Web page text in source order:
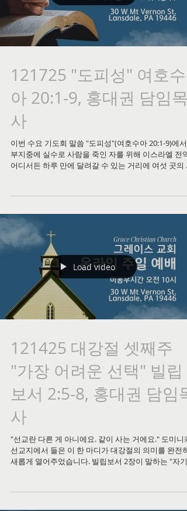
121725 "도피성" 여호수
아 20:1-9, 홍대권 담임목
사
이번 수요 기도회 말씀 "도피성"(여호수아 20:1-9)에서
부지중에 실수로 사람을 죽인 자를 위해 이스라엘 전역
어디서든 하루 만에 달려갈 수 있는 거리에 여섯 곳의
눕니다. 세상은 실패의 결과만을 보며 피의 보복자처럼
"네가 일부러 그런 게 아니라는 걸 내가 안다, 들어와
라"고 팔을 벌리고 기다리십니다. 도피성에 들어가기 위
해 장로들 앞에 자신의 사건을 솔직히 고백해야 했듯 하
나님 앞에 정직하게 나아오는 것이 회복의 시작이며, 대
제사장이 죽으면 자유를 얻었던 그 제도가 우리의 영원
대제사장 예수 그리스도의 죽음으로 완성되었음을 깨
게 하는 말씀이었습니다. 말씀 전체가 궁금하신 분들은
아래 영상 링크를 통해 꼭 들어보시길 권합니다.
Load video
121425 대강절 셋째주
"가장 어려운 선택" 빌립
보서 2:5-8, 홍대권 담임목
사
"선교란 다른 게 아니에요. 같이 사는 거에요." 도미니카
선교지에서 들은 이 한 마디가 대강절의 의미를 완전히
새롭게 열어주었습니다. 빌립보서 2장이 말하는 "자기
어려운 선택을 하신 것이었습니다. 전기도 수도도 없는